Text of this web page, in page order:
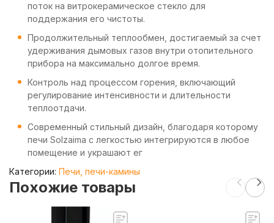
поток на витрокерамическое стекло для
поддержания его чистоты.
Продолжительный теплообмен, достигаемый за счет
удерживания дымовых газов внутри отопительного
прибора на максимально долгое время.
Контроль над процессом горения, включающий
регулирование интенсивности и длительности
теплоотдачи.
Современный стильный дизайн, благодаря которому
печи Solzaima с легкостью интегрируются в любое
помещение и украшают ег
Категории: Печи, печи-камины
Похожие товары